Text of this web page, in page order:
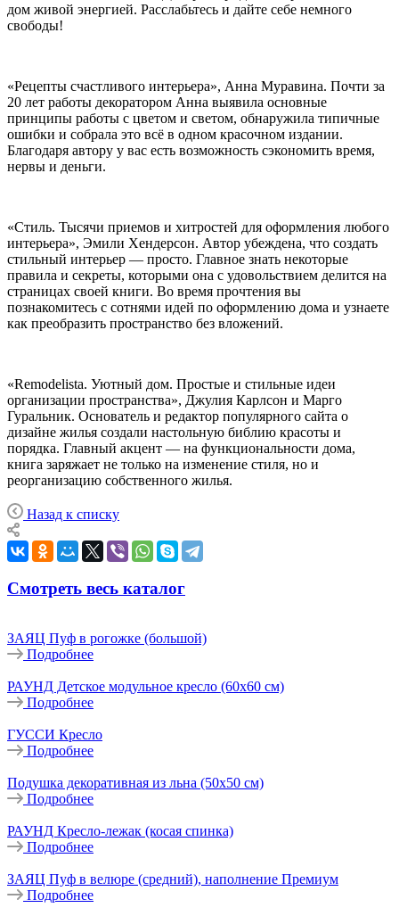
дом живой энергией. Расслабьтесь и дайте себе немного
свободы!
«Рецепты счастливого интерьера», Анна Муравина. Почти за
20 лет работы декоратором Анна выявила основные
принципы работы с цветом и светом, обнаружила типичные
ошибки и собрала это всё в одном красочном издании.
Благодаря автору у вас есть возможность сэкономить время,
нервы и деньги.
«Стиль. Тысячи приемов и хитростей для оформления любого
интерьера», Эмили Хендерсон. Автор убеждена, что создать
стильный интерьер — просто. Главное знать некоторые
правила и секреты, которыми она с удовольствием делится на
страницах своей книги. Во время прочтения вы
познакомитесь с сотнями идей по оформлению дома и узнаете
как преобразить пространство без вложений.
«Remodelista. Уютный дом. Простые и стильные идеи
организации пространства», Джулия Карлсон и Марго
Гуральник. Основатель и редактор популярного сайта о
дизайне жилья создали настольную библию красоты и
порядка. Главный акцент — на функциональности дома,
книга заряжает не только на изменение стиля, но и
реорганизацию собственного жилья.
Назад к списку
Смотреть весь каталог
ЗАЯЦ Пуф в рогожке (большой)
Подробнее
РАУНД Детское модульное кресло (60х60 см)
Подробнее
ГУССИ Кресло
Подробнее
Подушка декоративная из льна (50х50 см)
Подробнее
РАУНД Кресло-лежак (косая спинка)
Подробнее
ЗАЯЦ Пуф в велюре (средний), наполнение Премиум
Подробнее